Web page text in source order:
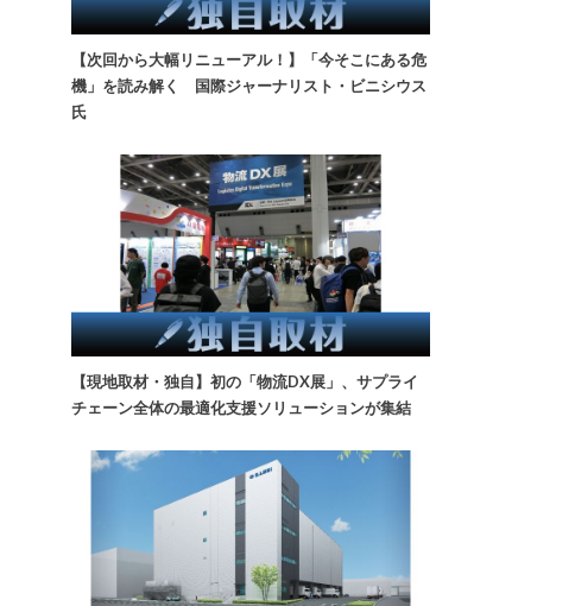
【次回から大幅リニューアル！】「今そこにある危
機」を読み解く 国際ジャーナリスト・ビニシウス
氏
【現地取材・独自】初の「物流DX展」、サプライ
チェーン全体の最適化支援ソリューションが集結